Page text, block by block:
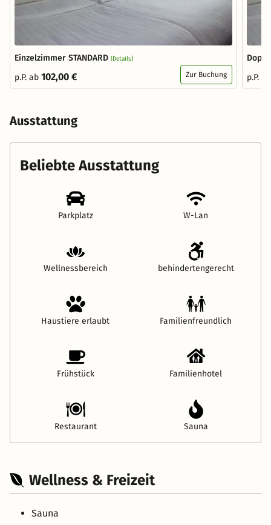
Einzelzimmer STANDARD (Details)
p.P. ab 102,00 € Zur Buchung
p.P.
Ausstattung
Beliebte Ausstattung
Parkplatz W-Lan
Wellnessbereich behindertengerecht
Haustiere erlaubt Familienfreundlich
Frühstück Familienhotel
Restaurant Sauna
Wellness & Freizeit
Sauna